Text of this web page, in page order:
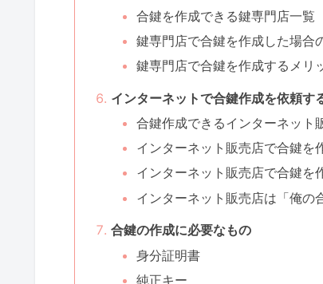
合鍵を作成できる鍵専門店一覧
鍵専門店で合鍵を作成した場合
鍵専門店で合鍵を作成するメリ
インターネットで合鍵作成を依頼す
合鍵作成できるインターネット
インターネット販売店で合鍵を
インターネット販売店で合鍵を
インターネット販売店は「俺の
合鍵の作成に必要なもの
身分証明書
純正キー